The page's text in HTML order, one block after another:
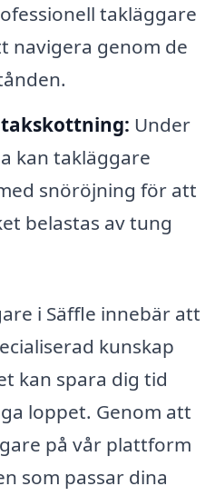
takläggare
navigera genom de
Under
kan takläggare
snöröjning för att
belastas av tung
i Säffle innebär att
kunskap
kan spara dig tid
loppet. Genom att
på vår plattform
som passar dina